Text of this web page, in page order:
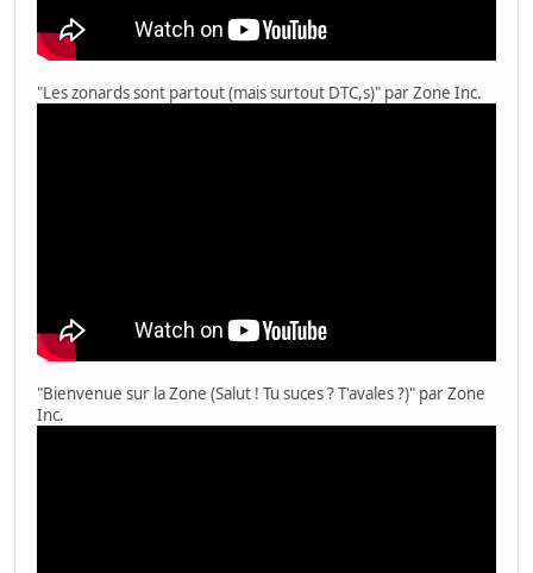
"Les zonards sont partout (mais surtout DTC,s)" par Zone Inc.
"Bienvenue sur la Zone (Salut ! Tu suces ? T'avales ?)" par Zone
Inc.